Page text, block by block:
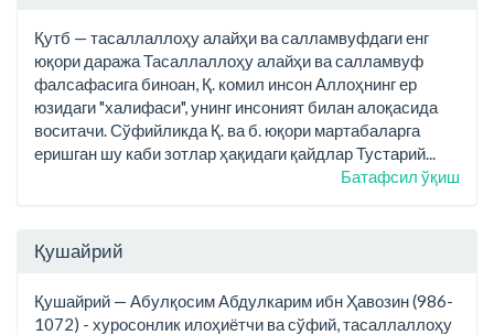
Қутб — тасаллаллоҳу алайҳи ва салламвуфдаги енг
юқори даража Тасаллаллоҳу алайҳи ва салламвуф
фалсафасига биноан, Қ. комил инсон Аллоҳнинг ер
юзидаги "халифаси", унинг инсоният билан алоқасида
воситачи. Сўфийликда Қ. ва б. юқори мартабаларга
еришган шу каби зотлар ҳақидаги қайдлар Тустарий...
Батафсил ўқиш
Қушайрий
Қушайрий — Абулқосим Абдулкарим ибн Ҳавозин (986-
1072) - хуросонлик илоҳиётчи ва сўфий, тасаллаллоҳу